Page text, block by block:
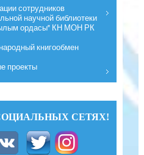
сотрудников
научной библиотеки
ордасы" КН МОН РК
книгообмен
проекты
СЕТЯХ!